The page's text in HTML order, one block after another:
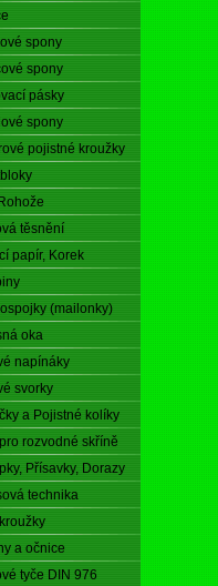
spony
spony
pásky
spony
pojistné kroužky
těsnění
papír, Korek
(mailonky)
oka
napínáky
svorky
a Pojistné kolíky
rozvodné skříně
Přísavky, Dorazy
technika
a očnice
tyče DIN 976